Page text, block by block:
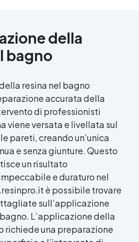
della
bagno
resina nel bagno
accurata della
di professionisti
viene versata e livellata sul
pareti, creando un’unica
e senza giunture. Questo
un risultato
e duraturo nel
è possibile trovare
sull’applicazione
L’applicazione della
richiede una preparazione